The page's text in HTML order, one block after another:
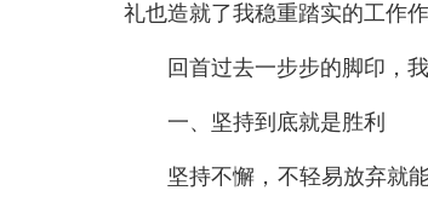
礼也造就了我稳重踏实的工作
回首过去一步步的脚印，
一、坚持到底就是胜利
坚持不懈，不轻易放弃就